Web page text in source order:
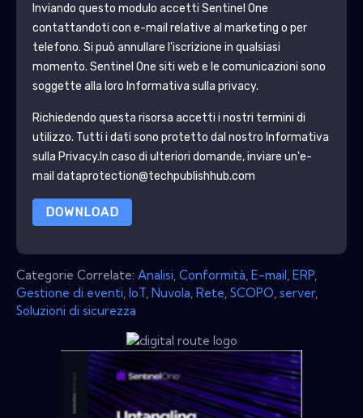
Inviando questo modulo accetti Sentinel One
contattandoti con e-mail relative al marketing o per
telefono. Si può annullare l'iscrizione in qualsiasi
momento. Sentinel One siti web e le comunicazioni sono
soggette alla loro Informativa sulla privacy.
Richiedendo questa risorsa accetti i nostri termini di
utilizzo. Tutti i dati sono protetto dal nostro Informativa
sulla Privacy.In caso di ulteriori domande, inviare un'e-
mail dataprotection@techpublishhub.com
DOWNLOAD
Categorie Correlate: Analisi Conformità E-mail ERP
Gestione di eventi IoT Nuvola Rete SCOPO server,
Soluzioni di sicurezza